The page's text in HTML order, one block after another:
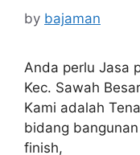
by bajaman
Anda perlu Jasa
Kec. Sawah
Kami adalah
bidang
finish,